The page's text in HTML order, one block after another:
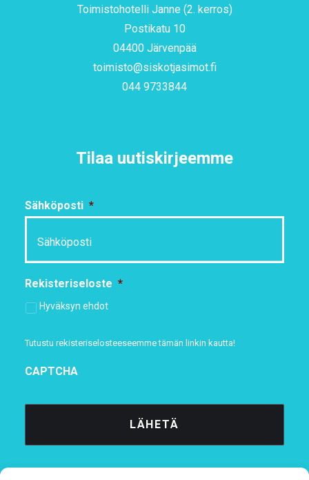
Toimistohotelli Janne (2. kerros)
Postikatu 10
04400 Järvenpää
toimisto@siskotjasimot.fi
044 9733844
Tilaa uutiskirjeemme
Sähköposti *
Rekisteriseloste *
Hyväksyn ehdot
Tutustu rekisteriselosteeseemmetämän linkin kautta!
CAPTCHA